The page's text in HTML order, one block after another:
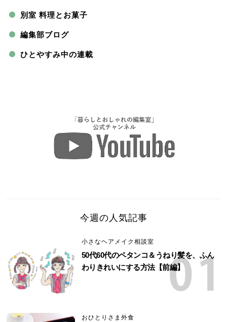
別室 料理とお菓子
編集部ブログ
ひとやすみ中の連載
今週の人気記事
小さなヘアメイク相談室
50代60代のペタンコ＆うねり髪を、ふん
わりきれいにする方法【前編】
おひとりさま外食